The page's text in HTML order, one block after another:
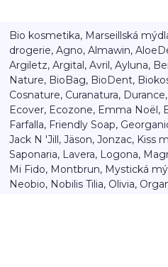
Bio kosmetika, Marseillská
drogerie, Agno, Almawin,
Argiletz, Argital, Avril, Ayluna,
Nature, BioBag, BioDent,
Cosnature, Curanatura,
Ecover, Ecozone, Emma Noël,
Farfalla, Friendly Soap,
Jack N 'Jill, Jäson, Jonzac, Kiss
Saponaria, Lavera, Logona,
Mi Fido, Montbrun, Mystická
Neobio, Nobilis Tilia, Olivia,